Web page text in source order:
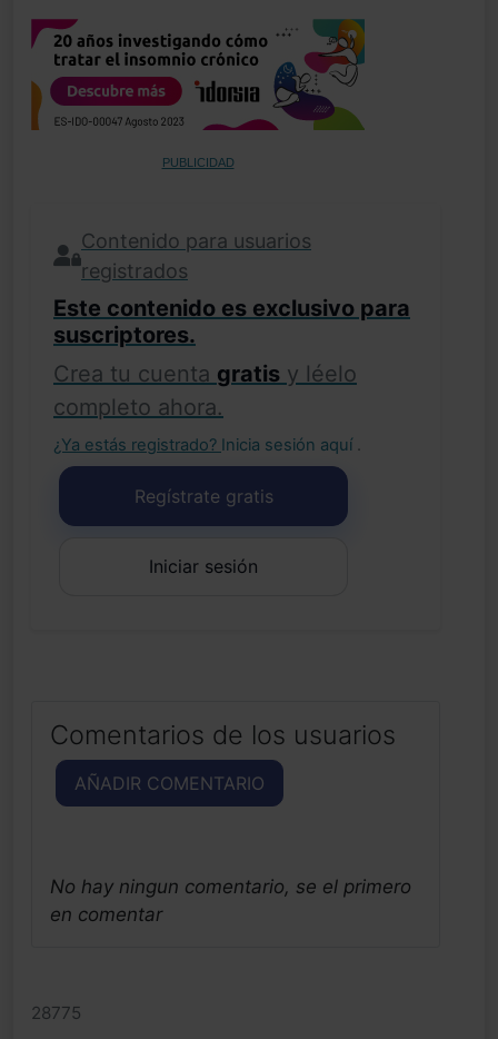
PUBLICIDAD
Contenido para usuarios
registrados
Este contenido es exclusivo para
suscriptores.
Crea tu cuenta gratis y léelo
completo ahora.
¿Ya estás registrado? Inicia sesión aquí .
Regístrate gratis
Iniciar sesión
Comentarios de los usuarios
AÑADIR COMENTARIO
No hay ningun comentario, se el primero
en comentar
28775